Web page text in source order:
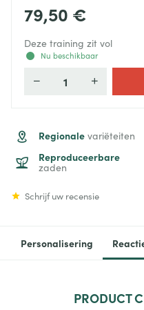
79,50 €
Deze training zit vol
Nu beschikbaar
Deelnemers
Regionale variëteiten
Reproduceerbare
zaden
Schrijf uw recensie
Personalisering
PRODUCT